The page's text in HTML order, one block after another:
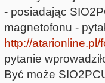
- posiadając
magnetofonu -
http://
pytanie
Być może